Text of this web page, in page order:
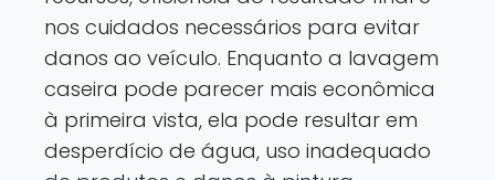
nos cuidados necessários para evitar
danos ao veículo. Enquanto a lavagem
caseira pode parecer mais econômica
à primeira vista, ela pode resultar em
desperdício de água, uso inadequado